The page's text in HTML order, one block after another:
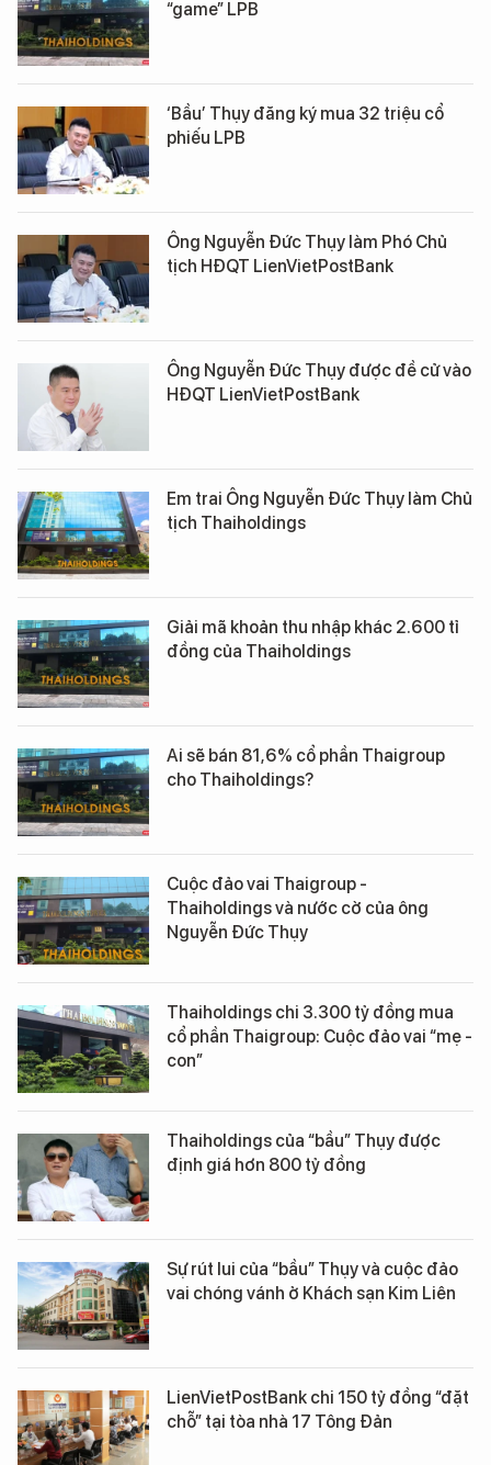
“game” LPB
‘Bầu’ Thụy đăng ký mua 32 triệu cổ
phiếu LPB
Ông Nguyễn Đức Thụy làm Phó Chủ
tịch HĐQT LienVietPostBank
Ông Nguyễn Đức Thụy được đề cử vào
HĐQT LienVietPostBank
Em trai Ông Nguyễn Đức Thụy làm Chủ
tịch Thaiholdings
Giải mã khoản thu nhập khác 2.600 tỉ
đồng của Thaiholdings
Ai sẽ bán 81,6% cổ phần Thaigroup
cho Thaiholdings?
Cuộc đảo vai Thaigroup -
Thaiholdings và nước cờ của ông
Nguyễn Đức Thụy
Thaiholdings chi 3.300 tỷ đồng mua
cổ phần Thaigroup: Cuộc đảo vai “mẹ -
con”
Thaiholdings của “bầu” Thụy được
định giá hơn 800 tỷ đồng
Sự rút lui của “bầu” Thụy và cuộc đảo
vai chóng vánh ở Khách sạn Kim Liên
LienVietPostBank chi 150 tỷ đồng “đặt
chỗ” tại tòa nhà 17 Tông Đản